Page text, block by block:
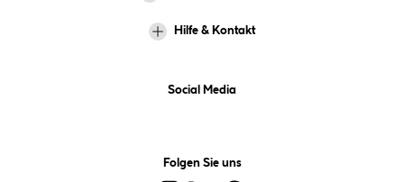
Hilfe & Kontakt
Social Media
Folgen Sie uns